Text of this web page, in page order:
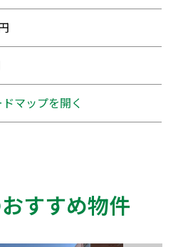
マップを開く
すすめ物件